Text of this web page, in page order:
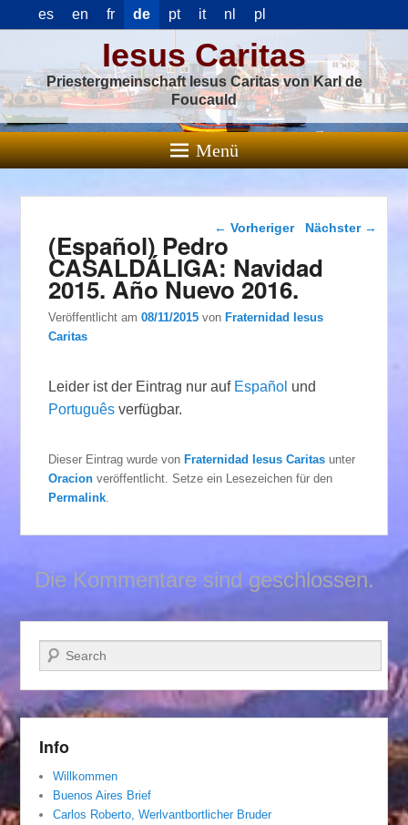
es en fr de pt it nl pl
Iesus Caritas
Priestergmeinschaft Iesus Caritas von Karl de
Foucauld
Menü
Beitragsnavigation
← Vorheriger Nächster →
(Español) Pedro
CASALDÁLIGA: Navidad
2015. Año Nuevo 2016.
Veröffentlicht am08/11/2015 vonFraternidad Iesus
Caritas
Leider ist der Eintrag nur auf Español und
Português verfügbar.
Dieser Eintrag wurde vonFraternidad Iesus Caritas unter
Oracion veröffentlicht. Setze ein Lesezeichen für den
Permalink
Die Kommentare sind geschlossen.
Suchen
Info
Willkommen
Buenos Aires Brief
Carlos Roberto, Werlvantbortlicher Bruder